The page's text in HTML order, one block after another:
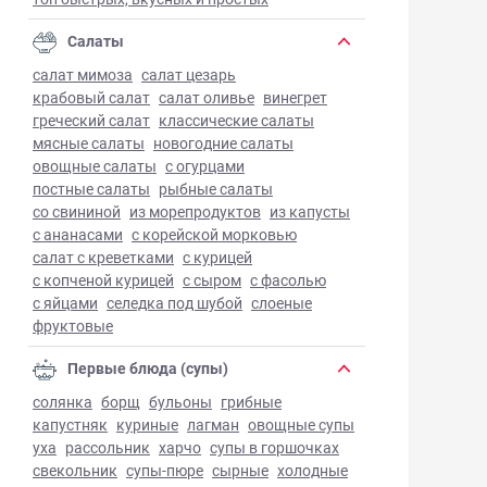
Салаты
салат мимоза салат цезарь
крабовый салат салат оливье винегрет
греческий салат классические салаты
мясные салаты новогодние салаты
овощные салаты с огурцами
постные салаты рыбные салаты
со свининой из морепродуктов из капусты
с ананасами с корейской морковью
салат с креветками с курицей
с копченой курицей с сыром с фасолью
с яйцами селедка под шубой слоеные
фруктовые
Первые блюда (супы)
солянка борщ бульоны грибные
капустняк куриные лагман овощные супы
уха рассольник харчо супы в горшочках
свекольник супы-пюре сырные холодные